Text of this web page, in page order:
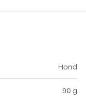
Hond
90 g